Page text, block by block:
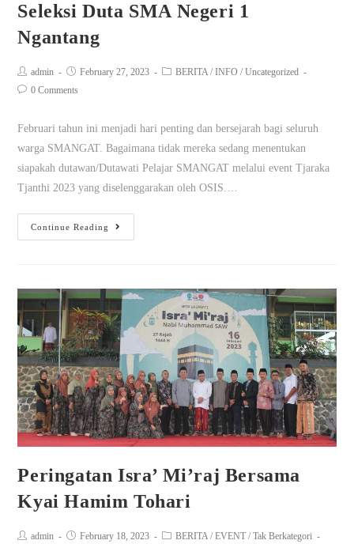
Seleksi Duta SMA Negeri 1
Ngantang
admin February 27, 2023 BERITA / INFO / Uncategorized
0 Comments
Februari tahun ini menjadi hari penting dan bersejarah bagi seluruh
warga SMANGAT. Bagaimana tidak mereka sedang menentukan
siapakah dutawan/Dutawati Pelajar SMANGAT melalui event Tjaraka
Tjanthi 2023 yang diselenggarakan oleh OSIS.…
Continue Reading
Peringatan Isra’ Mi’raj Bersama
Kyai Hamim Tohari
admin February 18, 2023 BERITA / EVENT / Tak Berkategori